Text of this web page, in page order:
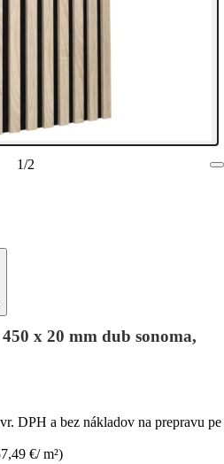
1/2
x 20 mm dub sonoma,
DPH a bez nákladov na prepravu pe
€/ m²)